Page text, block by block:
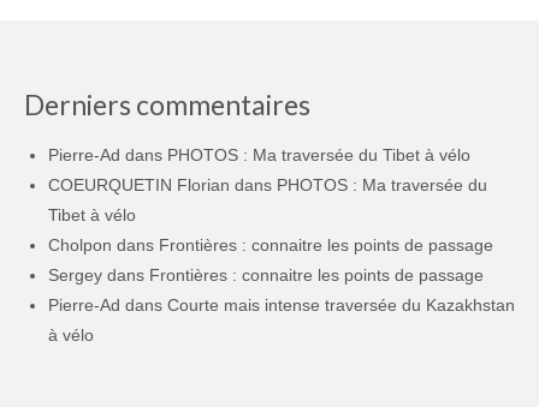
Derniers commentaires
Pierre-Ad dans PHOTOS : Ma traversée du Tibet à vélo
COEURQUETIN Florian dans PHOTOS : Ma traversée du
Tibet à vélo
Cholpon dans Frontières : connaitre les points de passage
Sergey dans Frontières : connaitre les points de passage
Pierre-Ad dans Courte mais intense traversée du Kazakhstan
à vélo